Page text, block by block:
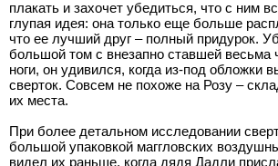
плакать и захочет убедиться, что с ним
глупая идея: она только еще больше
что ее лучший друг – полный придурок.
большой том с внезапно ставшей весьма
ноги, он удивился, когда из-под обложки
сверток. Совсем не похоже на Розу –
их места.
При более детальном исследовании
большой упаковкой маггловских
видел их раньше, когда дядя Дадли